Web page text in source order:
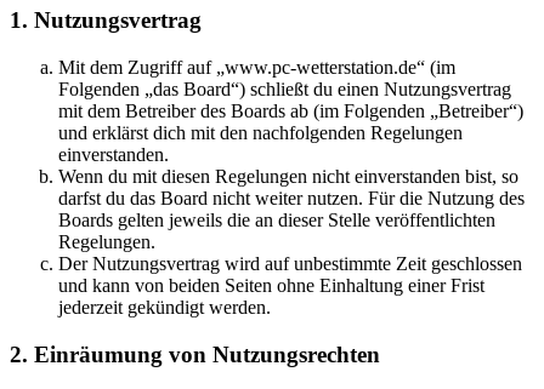
1. Nutzungsvertrag
Mit dem Zugriff auf „www.pc-wetterstation.de“ (im
Folgenden „das Board“) schließt du einen Nutzungsvertrag
mit dem Betreiber des Boards ab (im Folgenden „Betreiber“)
und erklärst dich mit den nachfolgenden Regelungen
einverstanden.
Wenn du mit diesen Regelungen nicht einverstanden bist, so
darfst du das Board nicht weiter nutzen. Für die Nutzung des
Boards gelten jeweils die an dieser Stelle veröffentlichten
Regelungen.
Der Nutzungsvertrag wird auf unbestimmte Zeit geschlossen
und kann von beiden Seiten ohne Einhaltung einer Frist
jederzeit gekündigt werden.
2. Einräumung von Nutzungsrechten